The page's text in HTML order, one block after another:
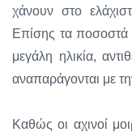
χάνουν στο
Επίσης τα ποσοστά
μεγάλη ηλικία,
αναπαράγονται με
Καθώς οι αχινοί